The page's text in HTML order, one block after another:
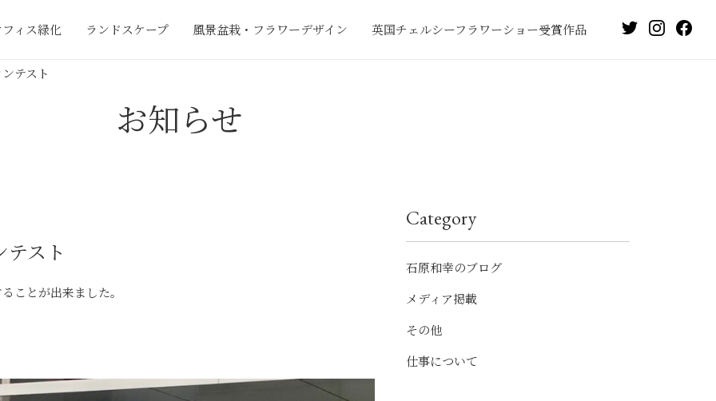
ィス緑化 ランドスケープ 風景盆栽・フラワーデザイン 英国チェルシーフラワーショー受賞作品
テスト
お知らせ
スト
ことが出来ました。
Category
石原和幸のブログ
メディア掲載
その他
仕事について